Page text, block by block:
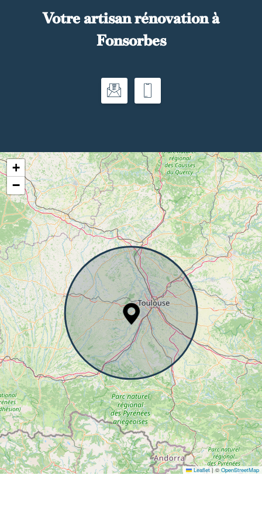
Votre artisan rénovation à
Fonsorbes
+
−
Leaflet |©OpenStreetMap